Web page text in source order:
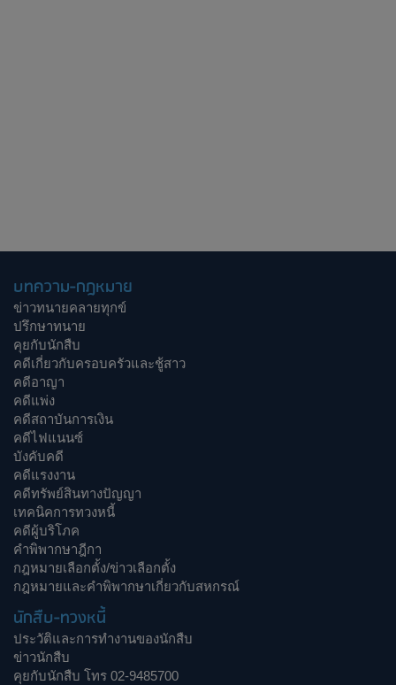
บทความ-กฎหมาย
ข่าวทนายคลายทุกข์
ปรึกษาทนาย
คุยกับนักสืบ
คดีเกี่ยวกับครอบครัวและชู้สาว
คดีอาญา
คดีแพ่ง
คดีสถาบันการเงิน
คดีไฟแนนซ์
บังคับคดี
คดีแรงงาน
คดีทรัพย์สินทางปัญญา
เทคนิคการทวงหนี้
คดีผู้บริโภค
คำพิพากษาฎีกา
กฎหมายเลือกตั้ง/ข่าวเลือกตั้ง
กฎหมายและคำพิพากษาเกี่ยวกับสหกรณ์
นักสืบ-ทวงหนี้
ประวัติและการทำงานของนักสืบ
ข่าวนักสืบ
คุยกับนักสืบ โทร 02-9485700